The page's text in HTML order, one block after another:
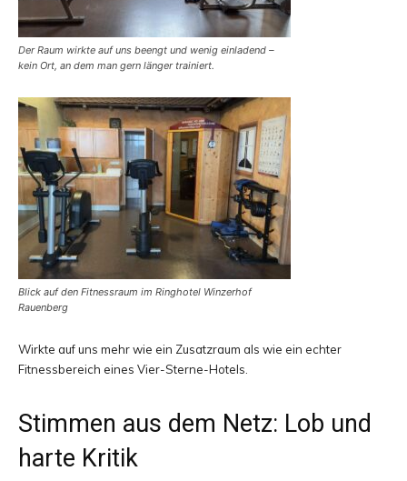
Der Raum wirkte auf uns beengt und wenig einladend –
kein Ort, an dem man gern länger trainiert.
Blick auf den Fitnessraum im Ringhotel Winzerhof
Rauenberg
Wirkte auf uns mehr wie ein Zusatzraum als wie ein echter
Fitnessbereich eines Vier-Sterne-Hotels.
Stimmen aus dem Netz: Lob und
harte Kritik